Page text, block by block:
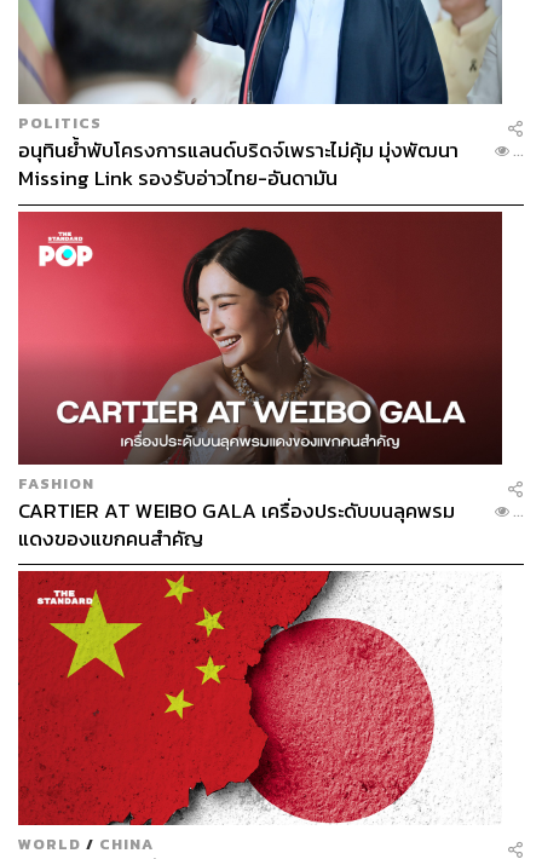
POLITICS
อนุทินย้ำพับโครงการแลนด์บริดจ์เพราะไม่คุ้ม มุ่งพัฒนา
Missing Link รองรับอ่าวไทย-อันดามัน
...
FASHION
CARTIER AT WEIBO GALA เครื่องประดับบนลุคพรม
แดงของแขกคนสำคัญ
...
WORLD / CHINA